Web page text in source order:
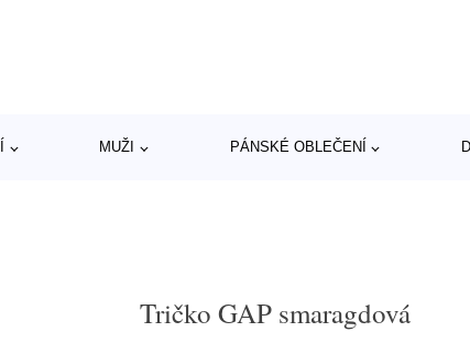
MUŽI PÁNSKÉ OBLEČENÍ
Tričko GAP smaragdová